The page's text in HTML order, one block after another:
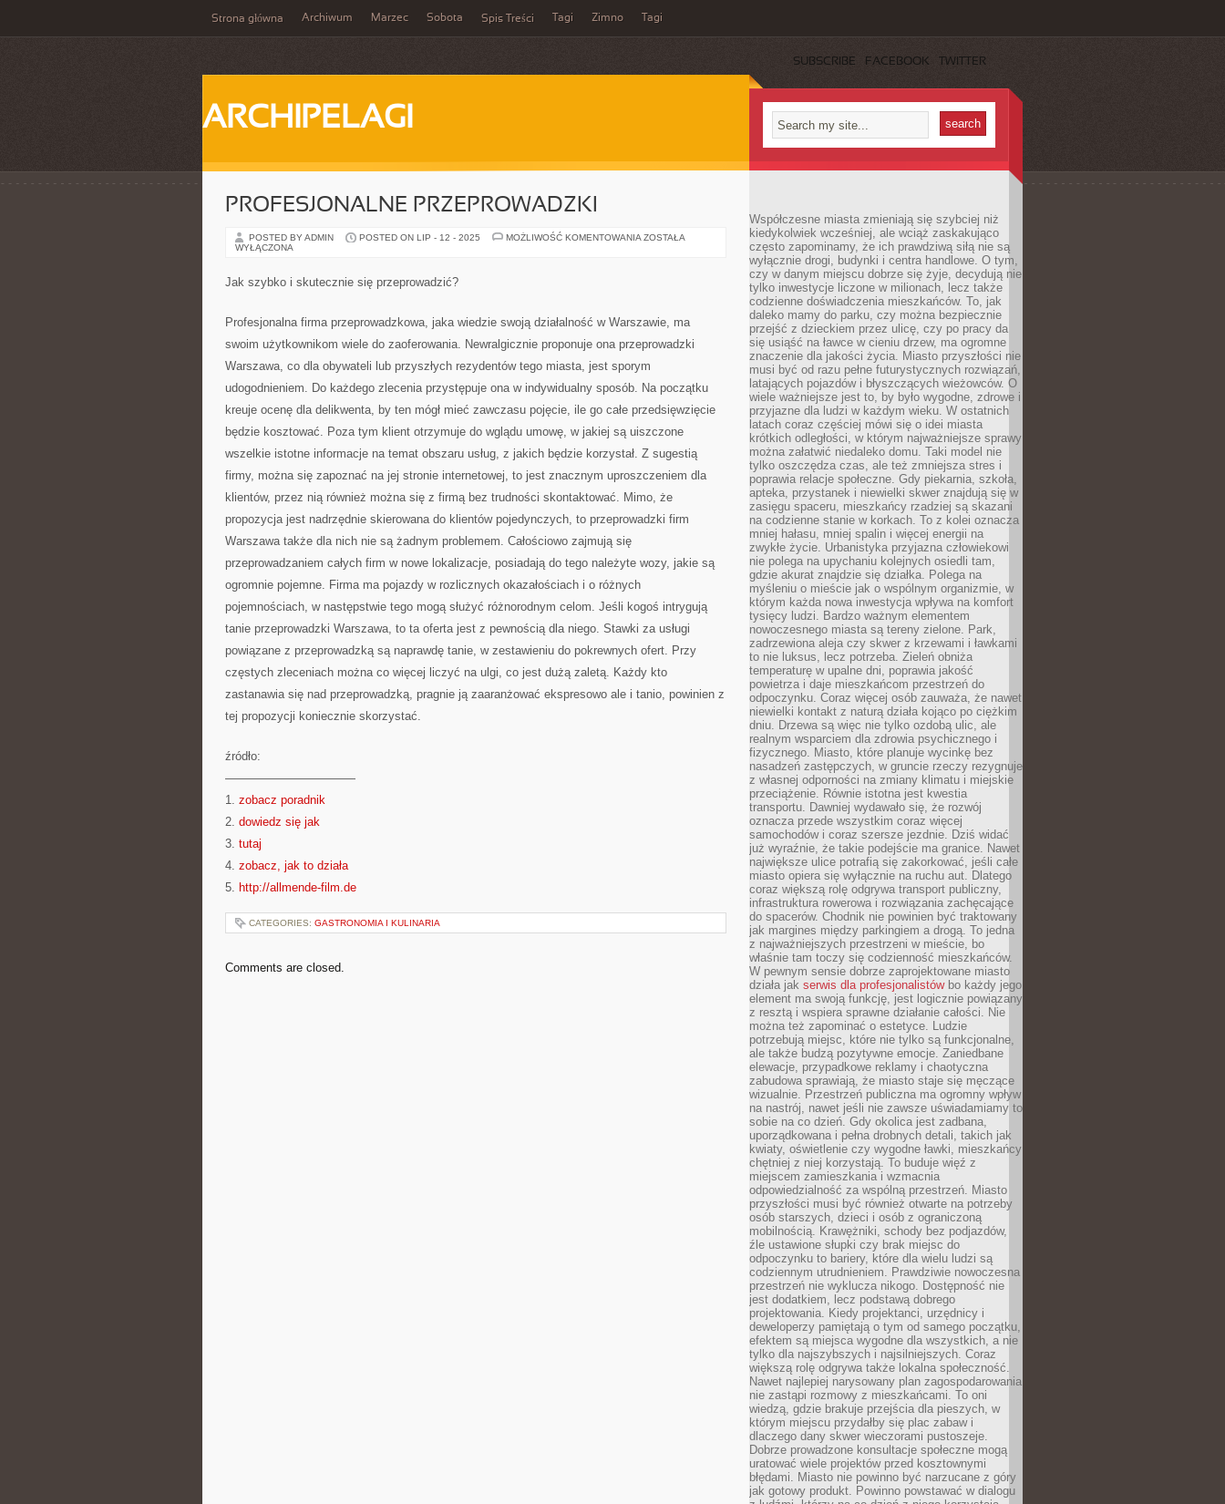
Strona główna Archiwum Marzec Sobota Spis Treści Tagi Zimno Tagi
SUBSCRIBE FACEBOOK TWITTER
ARCHIPELAGI
PROFESJONALNE PRZEPROWADZKI
POSTED BY ADMIN POSTED ON LIP - 12 - 2025 MOŻLIWOŚĆ KOMENTOWANIA PROFESJONALNE
ZOSTAŁA
WYŁĄCZONA
Jak szybko i skutecznie się przeprowadzić?
Profesjonalna firma przeprowadzkowa, jaka wiedzie swoją działalność w Warszawie, ma
swoim użytkownikom wiele do zaoferowania. Newralgicznie proponuje ona przeprowadzki
Warszawa, co dla obywateli lub przyszłych rezydentów tego miasta, jest sporym
udogodnieniem. Do każdego zlecenia przystępuje ona w indywidualny sposób. Na początku
kreuje ocenę dla delikwenta, by ten mógł mieć zawczasu pojęcie, ile go całe przedsięwzięcie
będzie kosztować. Poza tym klient otrzymuje do wglądu umowę, w jakiej są uiszczone
wszelkie istotne informacje na temat obszaru usług, z jakich będzie korzystał. Z sugestią
firmy, można się zapoznać na jej stronie internetowej, to jest znacznym uproszczeniem dla
klientów, przez nią również można się z firmą bez trudności skontaktować. Mimo, że
propozycja jest nadrzędnie skierowana do klientów pojedynczych, to przeprowadzki firm
Warszawa także dla nich nie są żadnym problemem. Całościowo zajmują się
przeprowadzaniem całych firm w nowe lokalizacje, posiadają do tego należyte wozy, jakie są
ogromnie pojemne. Firma ma pojazdy w rozlicznych okazałościach i o różnych
pojemnościach, w następstwie tego mogą służyć różnorodnym celom. Jeśli kogoś intrygują
tanie przeprowadzki Warszawa, to ta oferta jest z pewnością dla niego. Stawki za usługi
powiązane z przeprowadzką są naprawdę tanie, w zestawieniu do pokrewnych ofert. Przy
częstych zleceniach można co więcej liczyć na ulgi, co jest dużą zaletą. Każdy kto
zastanawia się nad przeprowadzką, pragnie ją zaaranżować ekspresowo ale i tanio, powinien z
tej propozycji koniecznie skorzystać.
źródło:
———————————
1. zobacz poradnik
2. dowiedz się jak
3. tutaj
4. zobacz, jak to działa
5. http://allmende-film.de
CATEGORIES: GASTRONOMIA I KULINARIA
Comments are closed.
Współczesne miasta zmieniają się szybciej niż
kiedykolwiek wcześniej, ale wciąż zaskakująco
często zapominamy, że ich prawdziwą siłą nie są
wyłącznie drogi, budynki i centra handlowe. O tym,
czy w danym miejscu dobrze się żyje, decydują nie
tylko inwestycje liczone w milionach, lecz także
codzienne doświadczenia mieszkańców. To, jak
daleko mamy do parku, czy można bezpiecznie
przejść z dzieckiem przez ulicę, czy po pracy da
się usiąść na ławce w cieniu drzew, ma ogromne
znaczenie dla jakości życia. Miasto przyszłości nie
musi być od razu pełne futurystycznych rozwiązań,
latających pojazdów i błyszczących wieżowców. O
wiele ważniejsze jest to, by było wygodne, zdrowe i
przyjazne dla ludzi w każdym wieku. W ostatnich
latach coraz częściej mówi się o idei miasta
krótkich odległości, w którym najważniejsze sprawy
można załatwić niedaleko domu. Taki model nie
tylko oszczędza czas, ale też zmniejsza stres i
poprawia relacje społeczne. Gdy piekarnia, szkoła,
apteka, przystanek i niewielki skwer znajdują się w
zasięgu spaceru, mieszkańcy rzadziej są skazani
na codzienne stanie w korkach. To z kolei oznacza
mniej hałasu, mniej spalin i więcej energii na
zwykłe życie. Urbanistyka przyjazna człowiekowi
nie polega na upychaniu kolejnych osiedli tam,
gdzie akurat znajdzie się działka. Polega na
myśleniu o mieście jak o wspólnym organizmie, w
którym każda nowa inwestycja wpływa na komfort
tysięcy ludzi. Bardzo ważnym elementem
nowoczesnego miasta są tereny zielone. Park,
zadrzewiona aleja czy skwer z krzewami i ławkami
to nie luksus, lecz potrzeba. Zieleń obniża
temperaturę w upalne dni, poprawia jakość
powietrza i daje mieszkańcom przestrzeń do
odpoczynku. Coraz więcej osób zauważa, że nawet
niewielki kontakt z naturą działa kojąco po ciężkim
dniu. Drzewa są więc nie tylko ozdobą ulic, ale
realnym wsparciem dla zdrowia psychicznego i
fizycznego. Miasto, które planuje wycinkę bez
nasadzeń zastępczych, w gruncie rzeczy rezygnuje
z własnej odporności na zmiany klimatu i miejskie
przeciążenie. Równie istotna jest kwestia
transportu. Dawniej wydawało się, że rozwój
oznacza przede wszystkim coraz więcej
samochodów i coraz szersze jezdnie. Dziś widać
już wyraźnie, że takie podejście ma granice. Nawet
największe ulice potrafią się zakorkować, jeśli całe
miasto opiera się wyłącznie na ruchu aut. Dlatego
coraz większą rolę odgrywa transport publiczny,
infrastruktura rowerowa i rozwiązania zachęcające
do spacerów. Chodnik nie powinien być traktowany
jak margines między parkingiem a drogą. To jedna
z najważniejszych przestrzeni w mieście, bo
właśnie tam toczy się codzienność mieszkańców.
W pewnym sensie dobrze zaprojektowane miasto
działa jak serwis dla profesjonalistówbo każdy jego
element ma swoją funkcję, jest logicznie powiązany
z resztą i wspiera sprawne działanie całości. Nie
można też zapominać o estetyce. Ludzie
potrzebują miejsc, które nie tylko są funkcjonalne,
ale także budzą pozytywne emocje. Zaniedbane
elewacje, przypadkowe reklamy i chaotyczna
zabudowa sprawiają, że miasto staje się męczące
wizualnie. Przestrzeń publiczna ma ogromny wpływ
na nastrój, nawet jeśli nie zawsze uświadamiamy to
sobie na co dzień. Gdy okolica jest zadbana,
uporządkowana i pełna drobnych detali, takich jak
kwiaty, oświetlenie czy wygodne ławki, mieszkańcy
chętniej z niej korzystają. To buduje więź z
miejscem zamieszkania i wzmacnia
odpowiedzialność za wspólną przestrzeń. Miasto
przyszłości musi być również otwarte na potrzeby
osób starszych, dzieci i osób z ograniczoną
mobilnością. Krawężniki, schody bez podjazdów,
źle ustawione słupki czy brak miejsc do
odpoczynku to bariery, które dla wielu ludzi są
codziennym utrudnieniem. Prawdziwie nowoczesna
przestrzeń nie wyklucza nikogo. Dostępność nie
jest dodatkiem, lecz podstawą dobrego
projektowania. Kiedy projektanci, urzędnicy i
deweloperzy pamiętają o tym od samego początku,
efektem są miejsca wygodne dla wszystkich, a nie
tylko dla najszybszych i najsilniejszych. Coraz
większą rolę odgrywa także lokalna społeczność.
Nawet najlepiej narysowany plan zagospodarowania
nie zastąpi rozmowy z mieszkańcami. To oni
wiedzą, gdzie brakuje przejścia dla pieszych, w
którym miejscu przydałby się plac zabaw i
dlaczego dany skwer wieczorami pustoszeje.
Dobrze prowadzone konsultacje społeczne mogą
uratować wiele projektów przed kosztownymi
błędami. Miasto nie powinno być narzucane z góry
jak gotowy produkt. Powinno powstawać w dialogu